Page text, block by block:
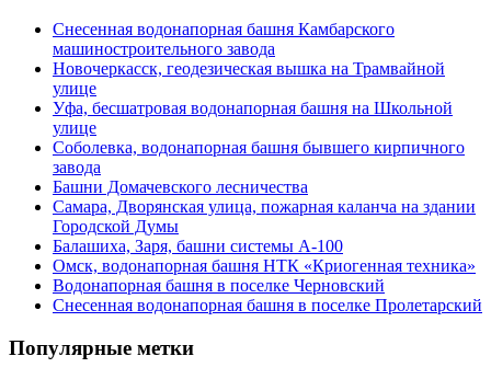
Снесенная водонапорная башня Камбарского
машиностроительного завода
Новочеркасск, геодезическая вышка на Трамвайной
улице
Уфа, бесшатровая водонапорная башня на Школьной
улице
Соболевка, водонапорная башня бывшего кирпичного
завода
Башни Домачевского лесничества
Самара, Дворянская улица, пожарная каланча на здании
Городской Думы
Балашиха, Заря, башни системы А-100
Омск, водонапорная башня НТК «Криогенная техника»
Водонапорная башня в поселке Черновский
Снесенная водонапорная башня в поселке Пролетарский
Популярные метки